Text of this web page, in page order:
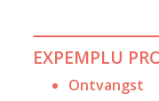
EXPEMPLU